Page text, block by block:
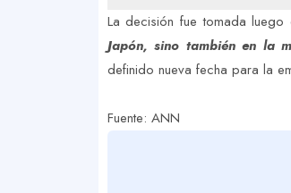
La decisión fue tomada
Japón, sino también en la
definido nueva fecha para la
Fuente: ANN